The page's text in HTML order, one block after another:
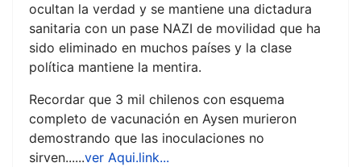
ocultan la verdad y se mantiene una dictadura
sanitaria con un pase NAZI de movilidad que ha
sido eliminado en muchos países y la clase
política mantiene la mentira.
Recordar que 3 mil chilenos con esquema
completo de vacunación en Aysen murieron
demostrando que las inoculaciones no
sirven......ver Aqui.link...